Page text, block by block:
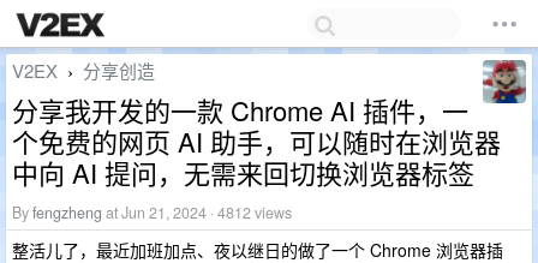
V2EX › 分享创造
分享我开发的一款 Chrome AI 插件，一
个免费的网页 AI 助手，可以随时在浏览器
中向 AI 提问，无需来回切换浏览器标签
Byfengzheng at Jun 21, 2024 · 4812 views
整活儿了，最近加班加点、夜以继日的做了一个 Chrome 浏览器插